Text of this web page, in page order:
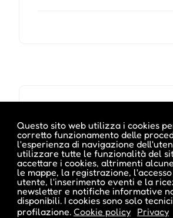
Questo sito web utilizza i cookies
corretto funzionamento delle
l'esperienza di navigazione
utilizzare tutte le funzionalità del
accettare i cookies, altrimenti
le mappe, la registrazione,
utente, l'inserimento eventi e la
newsletter e notifiche informative
disponibili. I cookies sono solo
profilazione. Cookie policy Privacy